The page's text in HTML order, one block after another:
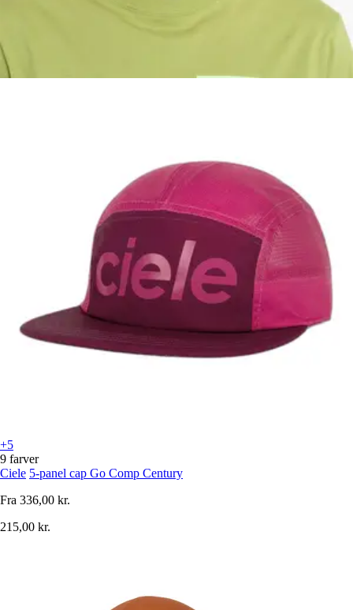
+5
9 farver
Ciele 5-panel cap Go Comp Century
Fra 336,00 kr.
215,00 kr.